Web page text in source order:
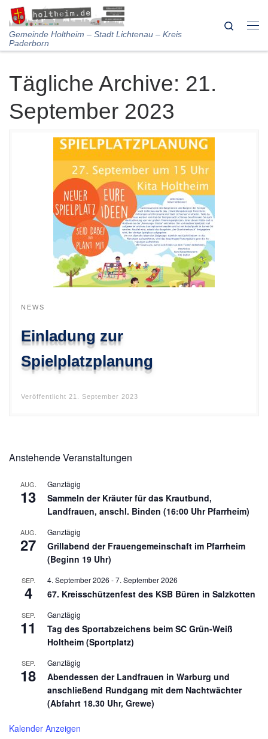
Skip to content
Gemeinde Holtheim – Stadt Lichtenau – Kreis
Paderborn
Search
Tägliche Archive: 21.
September 2023
NEWS
Einladung zur
Spielplatzplanung
Veröffentlicht 21. September 2023
Anstehende Veranstaltungen
AUG.
13
Ganztägig
Sammeln der Kräuter für das Krautbund,
Landfrauen, anschl. Binden (16:00 Uhr Pfarrheim)
AUG.
27
Ganztägig
Grillabend der Frauengemeinschaft im Pfarrheim
(Beginn 19 Uhr)
SEP.
4
4. September 2026 -7. September 2026
67. Kreisschützenfest des KSB Büren in Salzkotten
SEP.
11
Ganztägig
Tag des Sportabzeichens beim SC Grün-Weiß
Holtheim (Sportplatz)
SEP.
18
Ganztägig
Abendessen der Landfrauen in Warburg und
anschließend Rundgang mit dem Nachtwächter
(Abfahrt 18.30 Uhr, Grewe)
Kalender Anzeigen